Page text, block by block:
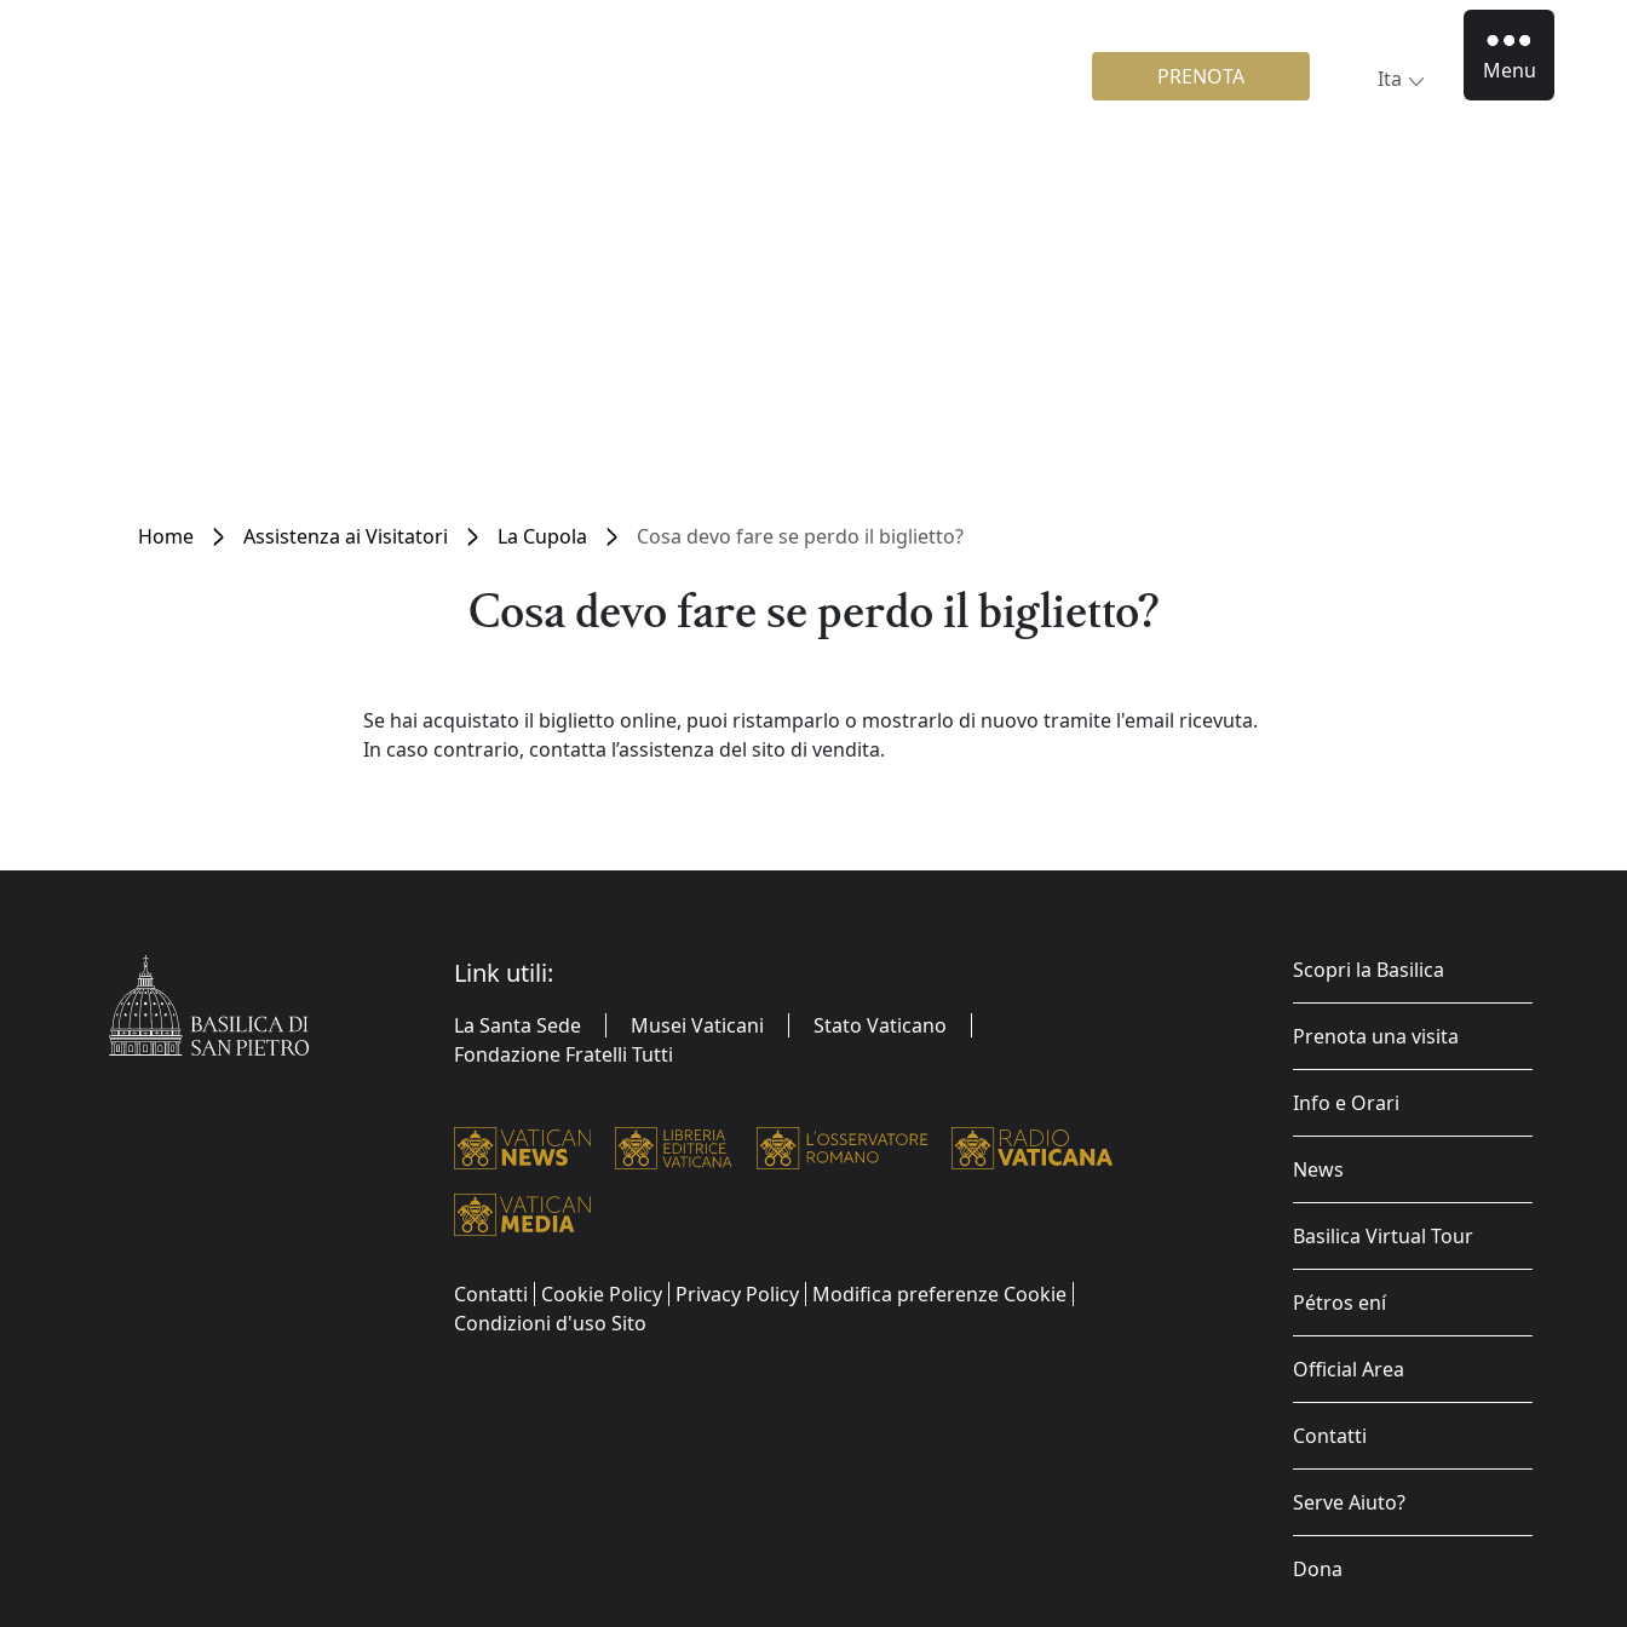
PRENOTA Ita Menu
Home Assistenza ai Visitatori La Cupola Cosa devo fare se perdo il biglietto?
Cosa devo fare se perdo il biglietto?
Se hai acquistato il biglietto online, puoi ristamparlo o mostrarlo di nuovo tramite l'email ricevuta.
In caso contrario, contatta l’assistenza del sito di vendita.
Link utili:
La Santa Sede Musei Vaticani
Stato Vaticano
Fondazione Fratelli Tutti
Contatti Cookie Policy Privacy Policy Modifica preferenze Cookie
Condizioni d'uso Sito
Scopri la Basilica
Prenota una visita
Info e Orari
News
Basilica Virtual Tour
Pétros ení
Official Area
Contatti
Serve Aiuto?
Dona